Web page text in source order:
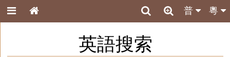
粵
普
英語搜索